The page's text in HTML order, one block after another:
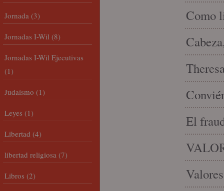
Como
El
Jornada (3)
Jornadas I-Wil (8)
Jornadas I-Wil Ejecutivas
(1)
Judaísmo (1)
Leyes (1)
Libertad (4)
libertad religiosa (7)
Libros (2)